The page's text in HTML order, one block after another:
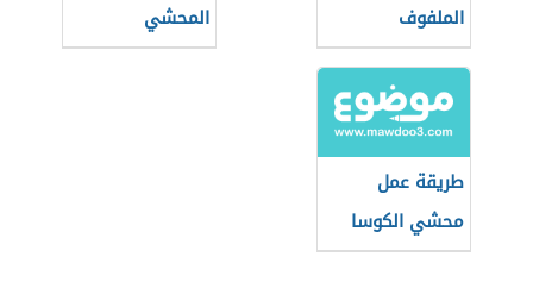
الملفوف
المحشي
طريقة عمل
محشي الكوسا
بالأرز بدون لحم